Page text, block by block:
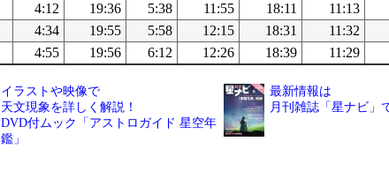
4:12 19:36 5:38 11:55 18:11 11:13
4:34 19:55 5:58 12:15 18:31 11:32
4:55 19:56 6:12 12:26 18:39 11:29
イラストや映像で
天文現象を詳しく解説！
DVD付ムック「アストロガイド 星空年
鑑」
最新情報は
月刊雑誌「星ナビ」